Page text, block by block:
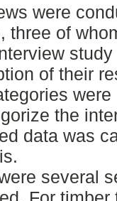
were
three of
of their
the
data was
several